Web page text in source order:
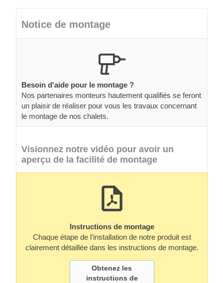
Notice de montage
Besoin d'aide pour le montage ?
Nos partenaires monteurs hautement qualifiés se feront
un plaisir de réaliser pour vous les travaux concernant
le montage de nos chalets.
Visionnez notre vidéo pour avoir un
aperçu de la facilité de montage
Instructions de montage
Chaque étape de l'installation de notre produit est
clairement détaillée dans les instructions de montage.
Obtenez les
instructions de